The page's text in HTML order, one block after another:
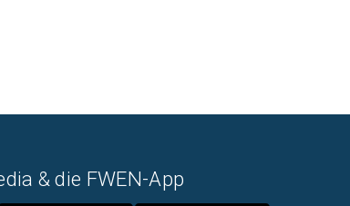
& die FWEN-App